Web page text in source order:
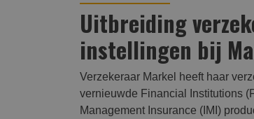
Uitbreiding
instellingen bij
Verzekeraar Markel heeft haar
vernieuwde Financial Institutions
Management Insurance (IMI)